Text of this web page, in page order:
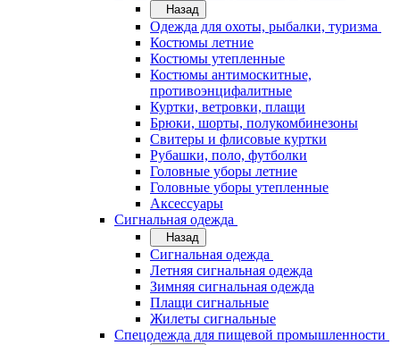
Назад
Одежда для охоты, рыбалки, туризма
Костюмы летние
Костюмы утепленные
Костюмы антимоскитные,
противоэнцифалитные
Куртки, ветровки, плащи
Брюки, шорты, полукомбинезоны
Свитеры и флисовые куртки
Рубашки, поло, футболки
Головные уборы летние
Головные уборы утепленные
Аксессуары
Сигнальная одежда
Назад
Сигнальная одежда
Летняя сигнальная одежда
Зимняя сигнальная одежда
Плащи сигнальные
Жилеты сигнальные
Спецодежда для пищевой промышленности